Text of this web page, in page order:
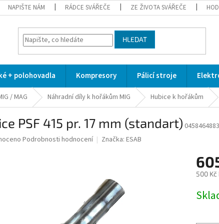
NAPIŠTE NÁM RÁDCE SVÁŘEČE ZE ŽIVOTA SVÁŘEČE
HLEDAT
+ polohovadla Kompresory Pálicí stroje
/ MAG Náhradní díly k hořákům MIG Hubice k hořákům
PSF 415 pr. 17 mm (standart) 0458464883
Podrobnosti hodnocení Značka: ESAB
500 Kč
cena: